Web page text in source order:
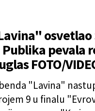
osvetlao
Publika pevala
FOTO/
"Lavina"
9 u finalu